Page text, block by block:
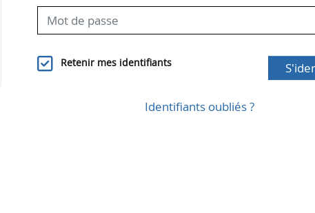
Retenir mes identifiants
Identifiants oubliés ?